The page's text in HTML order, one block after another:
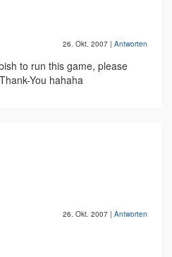
26. Okt. 2007 | Antworten
to run this game, please
You hahaha
26. Okt. 2007 | Antworten